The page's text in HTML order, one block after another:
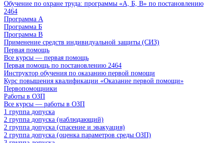
Обучение по охране труда: программы «А, Б, В» по постановлению
2464
Программа А
Программа Б
Программа В
Применение средств индивидуальной защиты (СИЗ)
Первая помощь
Все курсы — первая помощь
Первая помощь по постановлению 2464
Инструктор обучения по оказанию первой помощи
Курс повышения квалификации «Оказание первой помощи»
Первопомощники
Работы в ОЗП
Все курсы — работы в ОЗП
1 группа допуска
2 группа допуска (наблюдающий)
2 группа допуска (спасение и эвакуация)
2 группа допуска (оценка параметров среды ОЗП)